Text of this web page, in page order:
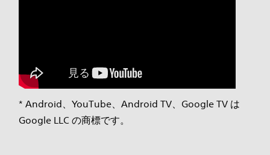
* Android、YouTube、Android TV、Google TV は
Google LLC の商標です。